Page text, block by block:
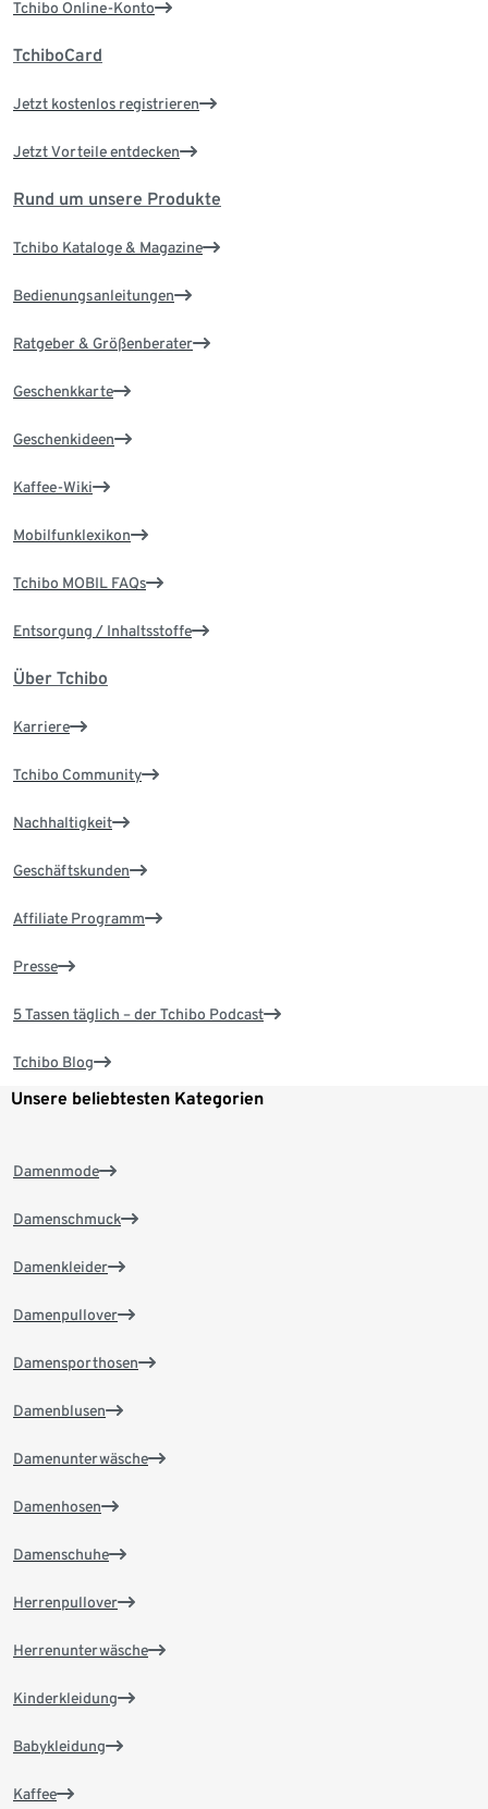
Tchibo Online-Konto
TchiboCard
Jetzt kostenlos registrieren
Jetzt Vorteile entdecken
Rund um unsere Produkte
Tchibo Kataloge & Magazine
Bedienungsanleitungen
Ratgeber & Größenberater
Geschenkkarte
Geschenkideen
Kaffee-Wiki
Mobilfunklexikon
Tchibo MOBIL FAQs
Entsorgung / Inhaltsstoffe
Über Tchibo
Karriere
Tchibo Community
Nachhaltigkeit
Geschäftskunden
Affiliate Programm
Presse
5 Tassen täglich – der Tchibo Podcast
Tchibo Blog
Unsere beliebtesten Kategorien
Damenmode
Damenschmuck
Damenkleider
Damenpullover
Damensporthosen
Damenblusen
Damenunterwäsche
Damenhosen
Damenschuhe
Herrenpullover
Herrenunterwäsche
Kinderkleidung
Babykleidung
Kaffee